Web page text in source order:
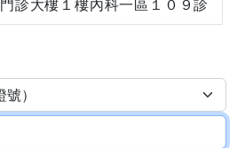
門診大樓１樓內科一區１０９診